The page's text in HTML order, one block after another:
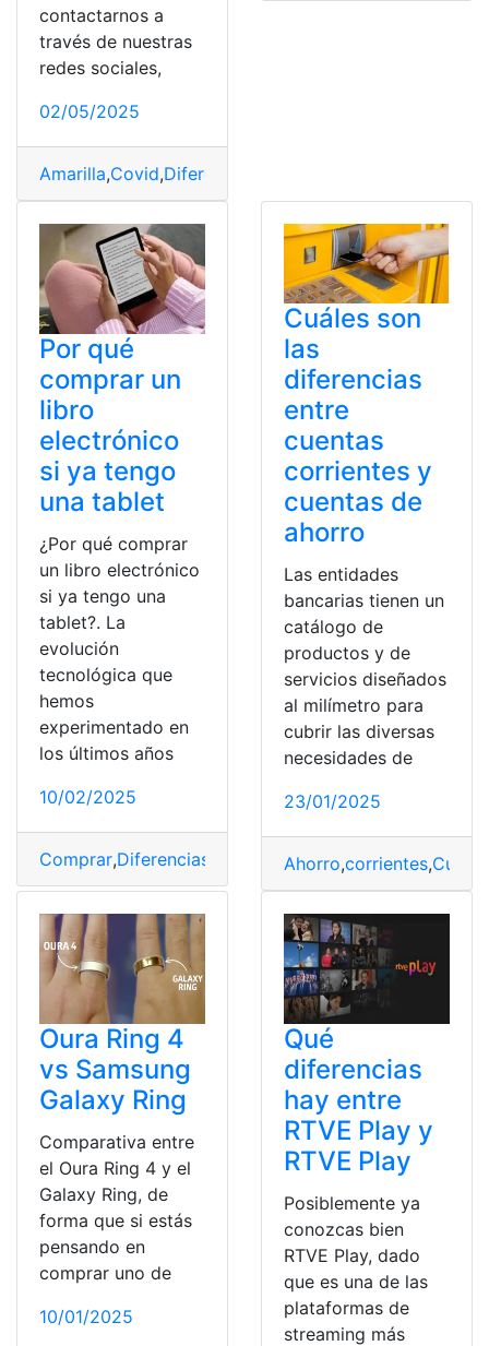
contactarnos a
través de nuestras
redes sociales,
02/05/2025
Amarilla,Covid,Diferencias
Por qué
comprar un
libro
electrónico
si ya tengo
una tablet
¿Por qué comprar
un libro electrónico
si ya tengo una
tablet?. La
evolución
tecnológica que
hemos
experimentado en
los últimos años
10/02/2025
Comprar,Diferencias electrónico,Libro,tablet
Cuáles son
las
diferencias
entre
cuentas
corrientes y
cuentas de
ahorro
Las entidades
bancarias tienen un
catálogo de
productos y de
servicios diseñados
al milímetro para
cubrir las diversas
necesidades de
23/01/2025
Ahorro,corrientes,
Oura Ring 4
vs Samsung
Galaxy Ring
Comparativa entre
el Oura Ring 4 y el
Galaxy Ring, de
forma que si estás
pensando en
comprar uno de
10/01/2025
Qué
diferencias
hay entre
RTVE Play y
RTVE Play
Posiblemente ya
conozcas bien
RTVE Play, dado
que es una de las
plataformas de
streaming más